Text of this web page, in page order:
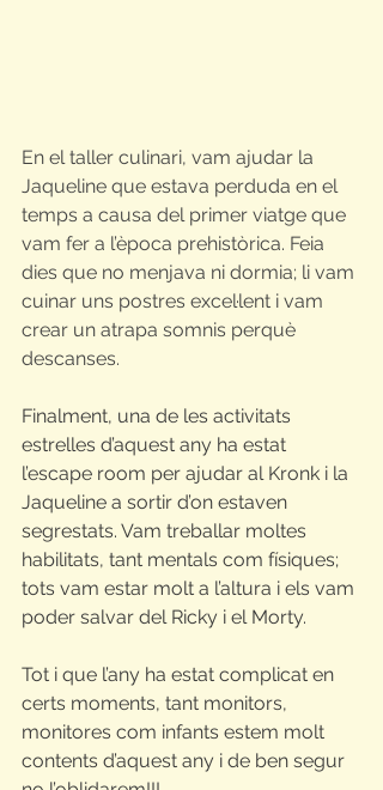
En el taller culinari, vam ajudar la
Jaqueline que estava perduda en el
temps a causa del primer viatge que
vam fer a l’època prehistòrica. Feia
dies que no menjava ni dormia; li vam
cuinar uns postres excel·lent i vam
crear un atrapa somnis perquè
descanses.
Finalment, una de les activitats
estrelles d’aquest any ha estat
l’escape room per ajudar al Kronk i la
Jaqueline a sortir d’on estaven
segrestats. Vam treballar moltes
habilitats, tant mentals com físiques;
tots vam estar molt a l’altura i els vam
poder salvar del Ricky i el Morty.
Tot i que l’any ha estat complicat en
certs moments, tant monitors,
monitores com infants estem molt
contents d’aquest any i de ben segur